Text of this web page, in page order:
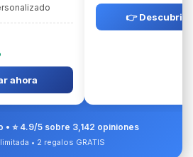
ahora
👉 Descubrir
• ⭐ 4.9/5 sobre 3,142 opiniones
• 2 regalos GRATIS